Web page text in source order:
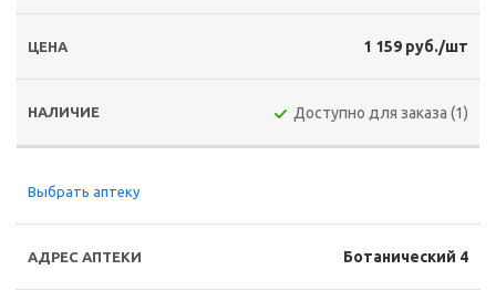
1 159 руб./шт
Доступно для заказа (1)
Выбрать аптеку
Ботанический 4